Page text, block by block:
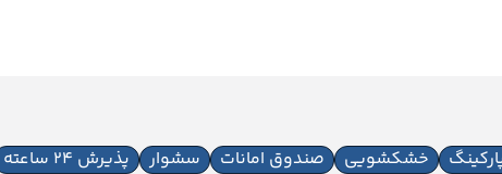
خشکشویی صندوق امانات سشوار پذیرش 24 ساعته